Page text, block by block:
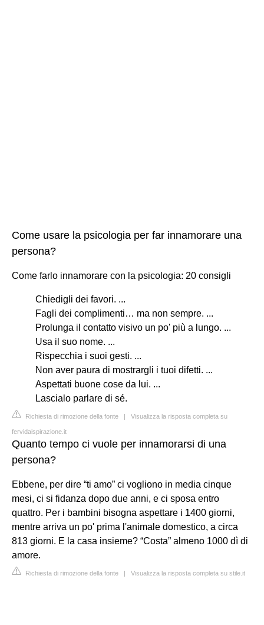
Come usare la psicologia per far innamorare una
persona?
Come farlo innamorare con la psicologia: 20 consigli
Chiedigli dei favori. ...
Fagli dei complimenti… ma non sempre. ...
Prolunga il contatto visivo un po' più a lungo. ...
Usa il suo nome. ...
Rispecchia i suoi gesti. ...
Non aver paura di mostrargli i tuoi difetti. ...
Aspettati buone cose da lui. ...
Lascialo parlare di sé.
Richiesta di rimozione della fonte | Visualizza la risposta completa su
fervidaispirazione.it
Quanto tempo ci vuole per innamorarsi di una
persona?
Ebbene, per dire “ti amo” ci vogliono in media cinque
mesi, ci si fidanza dopo due anni, e ci sposa entro
quattro. Per i bambini bisogna aspettare i 1400 giorni,
mentre arriva un po' prima l'animale domestico, a circa
813 giorni. E la casa insieme? “Costa” almeno 1000 dì di
amore.
Richiesta di rimozione della fonte | Visualizza la risposta completa su stile.it